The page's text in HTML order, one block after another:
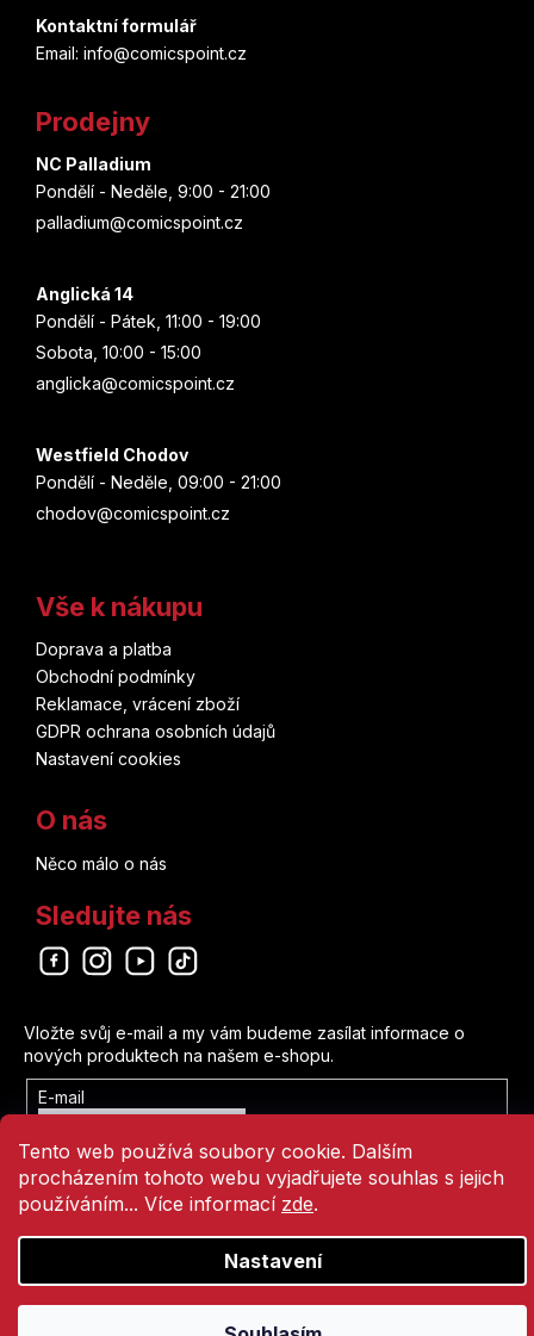
Tento web používá soubory cookie. Dalším
procházením tohoto webu vyjadřujete souhlas s jejich
používáním... Více informací zde.
Nastavení
Kontaktní formulář
Email: info@comicspoint.cz
Prodejny
NC Palladium
Pondělí - Neděle, 9:00 - 21:00
palladium@comicspoint.cz
Anglická 14
Pondělí - Pátek, 11:00 - 19:00
Sobota, 10:00 - 15:00
anglicka@comicspoint.cz
Westfield Chodov
Pondělí - Neděle, 09:00 - 21:00
chodov@comicspoint.cz
Vše k nákupu
Doprava a platba
Obchodní podmínky
Reklamace, vrácení zboží
GDPR ochrana osobních údajů
Nastavení cookies
O nás
Něco málo o nás
Sledujte nás
Odebírat newsletter
Vložte svůj e-mail a my vám budeme zasílat informace o
nových produktech na našem e-shopu.
E-mail
Vložením e-mailu souhlasíte s
podmínkami ochrany osobních údajů
Copyright 2026Comics Point. Všechna práva vyhrazena.